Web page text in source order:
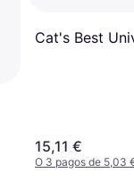
Cat's Best
15,11 €
O 3 pagos de 5,03